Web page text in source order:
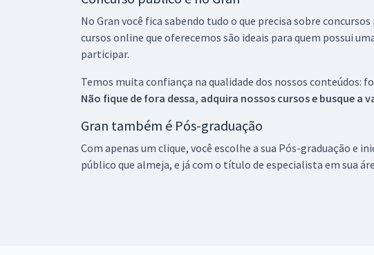
No Gran você fica sabendo tudo o que precisa sobre
cursos online que oferecemos são ideais para quem possui
participar.
Temos muita confiança na qualidade dos nossos conteúdos:
Não fique de fora dessa, adquira nossos cursos e busque
Gran também é Pós-graduação
Com apenas um clique, você escolhe a sua Pós-graduação e
público que almeja, e já com o título de especialista em sua